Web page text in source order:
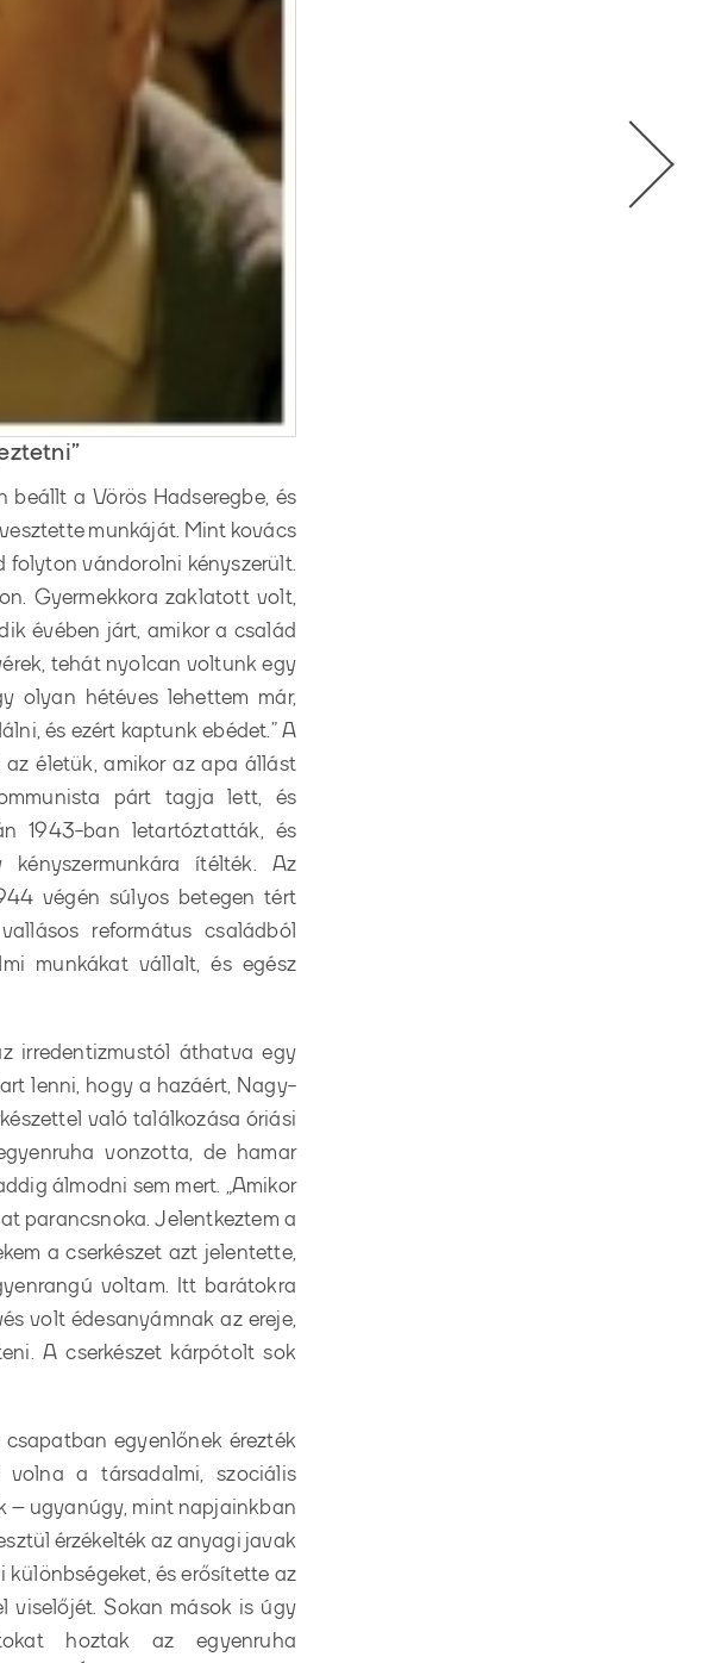
beállt a Vörös Hadseregbe, és
munkáját. Mint kovács
folyton vándorolni kényszerült.
Gyermekkora zaklatott volt,
évében járt, amikor a család
tehát nyolcan voltunk egy
olyan hétéves lehettem már,
és ezért kaptunk ebédet.” A
életük, amikor az apa állást
párt tagja lett, és
1943-ban letartóztatták, és
ítélték. Az
végén súlyos betegen tért
református családból
munkákat vállalt, és egész
irredentizmustól áthatva egy
lenni, hogy a hazáért, Nagy-
való találkozása óriási
vonzotta, de hamar
álmodni sem mert. „Amikor
parancsnoka. Jelentkeztem a
a cserkészet azt jelentette,
voltam. Itt barátokra
volt édesanyámnak az ereje,
A cserkészet kárpótolt sok
egyenlőnek érezték
a társadalmi, szociális
– ugyanúgy, mint napjainkban
érzékelték az anyagi javak
és erősítette az
viselőjét. Sokan mások is úgy
hoztak az egyenruha